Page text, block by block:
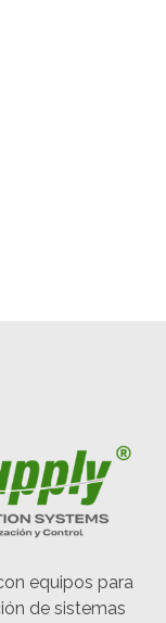
equipos para
de sistemas